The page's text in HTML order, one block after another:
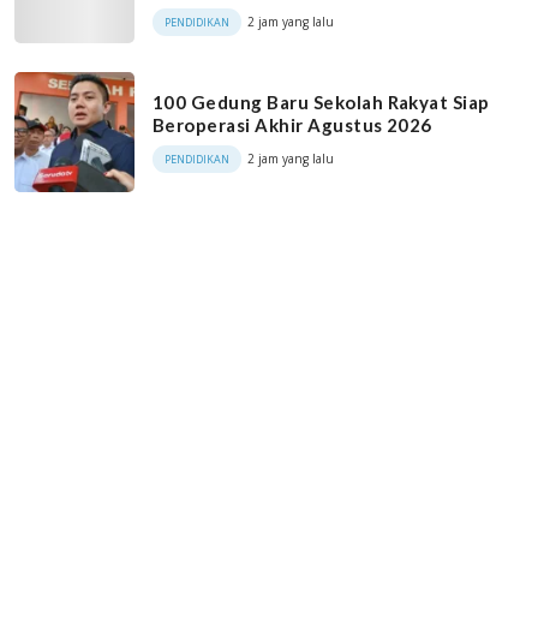
PENDIDIKAN 2 jam yang lalu
100 Gedung Baru Sekolah Rakyat Siap
Beroperasi Akhir Agustus 2026
PENDIDIKAN 2 jam yang lalu